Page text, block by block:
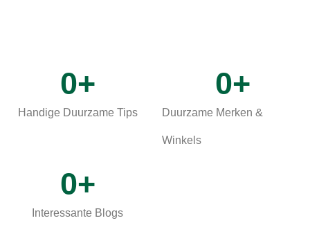
Handige Duurzame Tips
0+
Duurzame Merken &
Winkels
0+
Interessante Blogs
0+